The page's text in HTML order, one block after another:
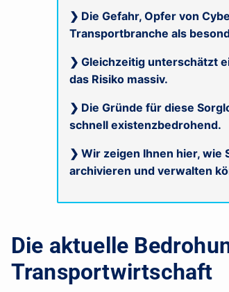
❯ Die Gefahr, Opfer von
Transportbranche als
❯ Gleichzeitig unterschätzt
das Risiko massiv.
❯ Die Gründe für diese
schnell existenzbedrohend.
❯ Wir zeigen Ihnen hier, wie
archivieren und verwalten
Die aktuelle
Transportwirtschaft